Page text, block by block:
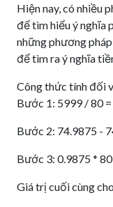
Hiện nay, có nhiều
để tìm hiểu ý nghĩa
những phương
để tìm ra ý nghĩa
Công thức tính đối
Bước 1: 5999 / 80
Bước 2: 74.9875 -
Bước 3: 0.9875 *
Giá trị cuối cùng